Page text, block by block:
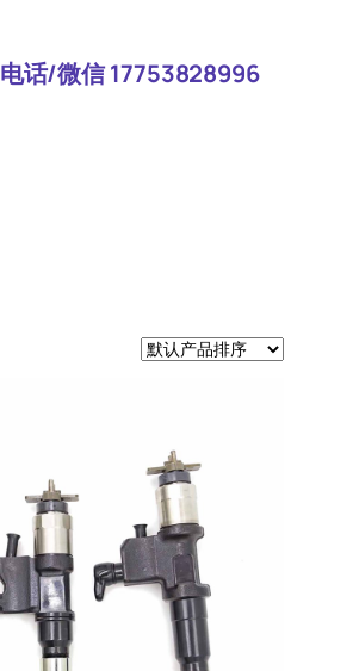
电话/微信 17753828996